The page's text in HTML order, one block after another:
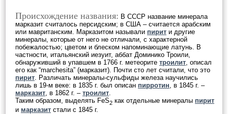
Происхождение названия: В СССР название минерала
марказит считалось персидским; в США – считается арабским
или мавританским. Марказитом называли пирит и другие
минералы, которые от него не отличали, с характерной
побежалостью; цветом и блеском напоминающие латунь. В
частности, итальянский иезуит, аббат Доминико Троили,
обнаруживший в упавшем в 1766 г. метеорите троилит, описал
его как “marchesita” (марказит). Почти сто лет считали, что это
пирит. Различать минералы-сульфиды железа научились
лишь в 19-м веке: в 1835 г. был описан пирротин, в 1845 г. –
марказит, в 1862 г. – троилит.
Таким образом, выделять FeS2 как отдельные минералы пирит
и марказит стали с 1845 г.